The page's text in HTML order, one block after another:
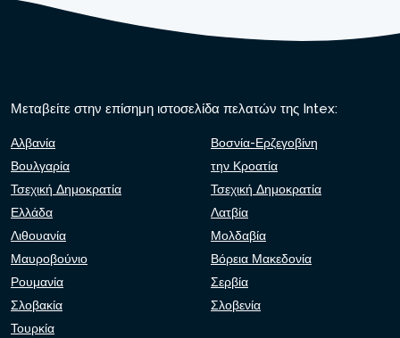
Μεταβείτε στην επίσημη ιστοσελίδα πελατών της Intex:
Αλβανία
Βοσνία-Ερζεγοβίνη
Βουλγαρία
την Κροατία
Τσεχική Δημοκρατία
Τσεχική Δημοκρατία
Ελλάδα
Λατβία
Λιθουανία
Μολδαβία
Μαυροβούνιο
Βόρεια Μακεδονία
Ρουμανία
Σερβία
Σλοβακία
Σλοβενία
Τουρκία